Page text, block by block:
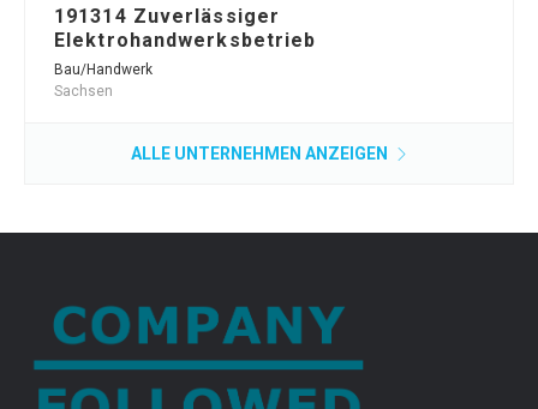
191314 Zuverlässiger
Elektrohandwerksbetrieb
Bau/Handwerk
Sachsen
ALLE UNTERNEHMEN ANZEIGEN